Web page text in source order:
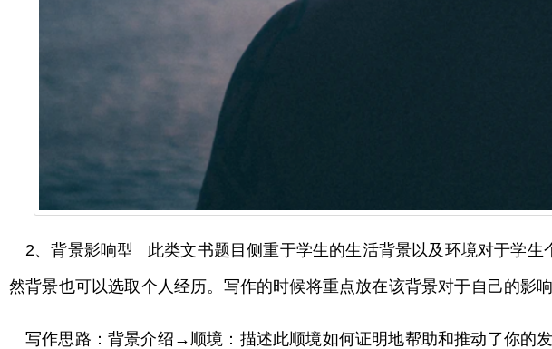
2、背景影响型 此类文书题目侧重于学生的生活背景以及环境对于学
然背景也可以选取个人经历。写作的时候将重点放在该背景对于自己的影
写作思路：背景介绍→顺境：描述此顺境如何证明地帮助和推动了你的